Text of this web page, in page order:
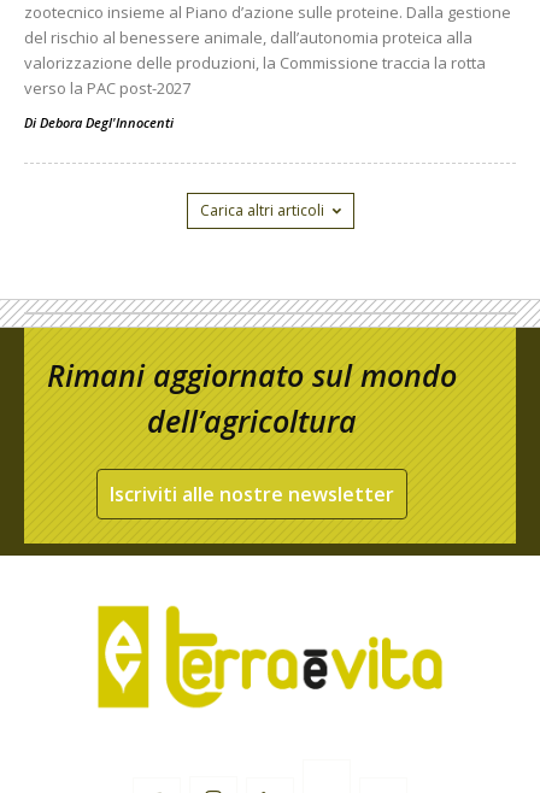
zootecnico insieme al Piano d’azione sulle proteine. Dalla gestione
del rischio al benessere animale, dall’autonomia proteica alla
valorizzazione delle produzioni, la Commissione traccia la rotta
verso la PAC post-2027
Di Debora Degl'Innocenti
Carica altri articoli
Rimani aggiornato sul mondo
dell’agricoltura
Iscriviti alle nostre newsletter